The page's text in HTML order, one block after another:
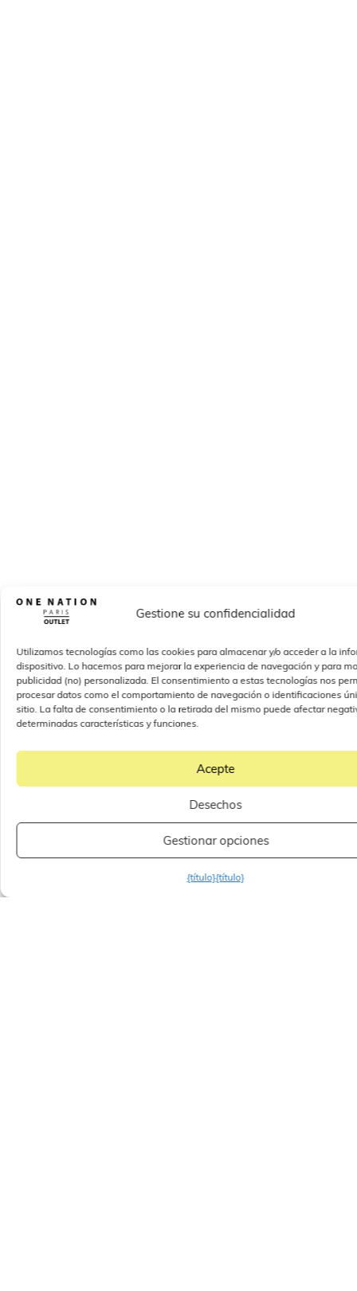
Gestione su confidencialidad
Utilizamos tecnologías como las cookies para almacenar y/o acceder a la
dispositivo. Lo hacemos para mejorar la experiencia de navegación y para
publicidad (no) personalizada. El consentimiento a estas tecnologías nos
procesar datos como el comportamiento de navegación o identificaciones
sitio. La falta de consentimiento o la retirada del mismo puede afectar
determinadas características y funciones.
Acepte
Desechos
Gestionar opciones
{título}{título}